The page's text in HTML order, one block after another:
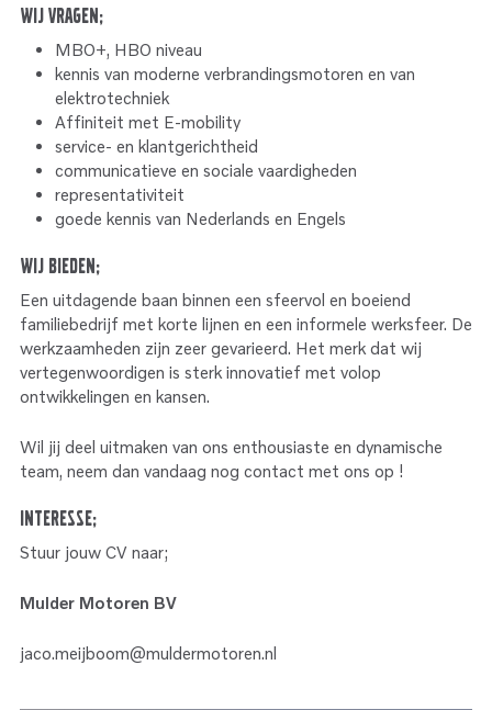
Wij vragen;
MBO+, HBO niveau
kennis van moderne verbrandingsmotoren en van
elektrotechniek
Affiniteit met E-mobility
service- en klantgerichtheid
communicatieve en sociale vaardigheden
representativiteit
goede kennis van Nederlands en Engels
Wij bieden;
Een uitdagende baan binnen een sfeervol en boeiend
familiebedrijf met korte lijnen en een informele werksfeer. De
werkzaamheden zijn zeer gevarieerd. Het merk dat wij
vertegenwoordigen is sterk innovatief met volop
ontwikkelingen en kansen.
Wil jij deel uitmaken van ons enthousiaste en dynamische
team, neem dan vandaag nog contact met ons op !
Interesse;
Stuur jouw CV naar;
Mulder Motoren BV
jaco.meijboom@muldermotoren.nl